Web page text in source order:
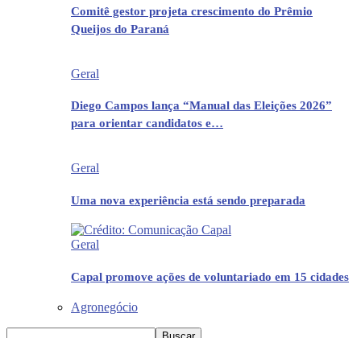
Comitê gestor projeta crescimento do Prêmio
Queijos do Paraná
Geral
Diego Campos lança “Manual das Eleições 2026”
para orientar candidatos e…
Geral
Uma nova experiência está sendo preparada
Geral
Capal promove ações de voluntariado em 15 cidades
Agronegócio